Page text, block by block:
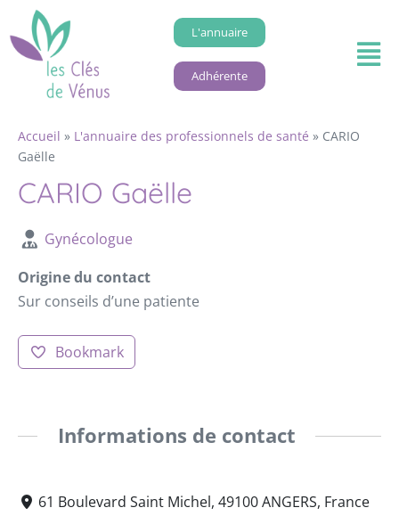
L'annuaire
Adhérente
Accueil » L'annuaire des professionnels de santé » CARIO
Gaëlle
CARIO Gaëlle
Gynécologue
Origine du contact
Sur conseils d’une patiente
Bookmark
Informations de contact
61 Boulevard Saint Michel, 49100 ANGERS, France